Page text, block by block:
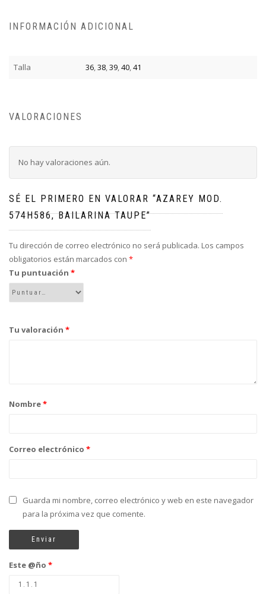
INFORMACIÓN ADICIONAL
Talla 36,38,39,40,41
VALORACIONES
No hay valoraciones aún.
SÉ EL PRIMERO EN VALORAR “AZAREY MOD.
574H586, BAILARINA TAUPE”
Tu dirección de correo electrónico no será publicada. Los campos
obligatorios están marcados con *
Tu puntuación *
Tu valoración *
Nombre*
Correo electrónico *
Guarda mi nombre, correo electrónico y web en este navegador
para la próxima vez que comente.
Este @ño *